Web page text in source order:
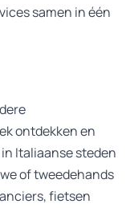
samen in één
ontdekken en
Italiaanse steden
of tweedehands
fietsen